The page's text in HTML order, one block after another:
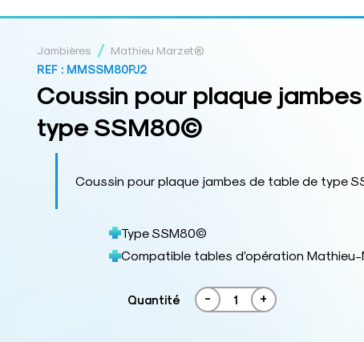
Jambières / Mathieu Marzet®
REF : MMSSM80PJ2
Coussin pour plaque
type SSM80©
Coussin pour plaque jambes de table de type
Type SSM80©
Compatible tables d’opération
Quantité - +